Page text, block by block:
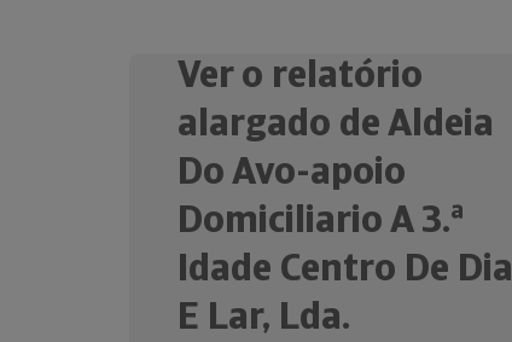
Ver o relatório
alargado de Aldeia
Do Avo-apoio
Domiciliario A 3.ª
Idade Centro De Dia
E Lar, Lda.